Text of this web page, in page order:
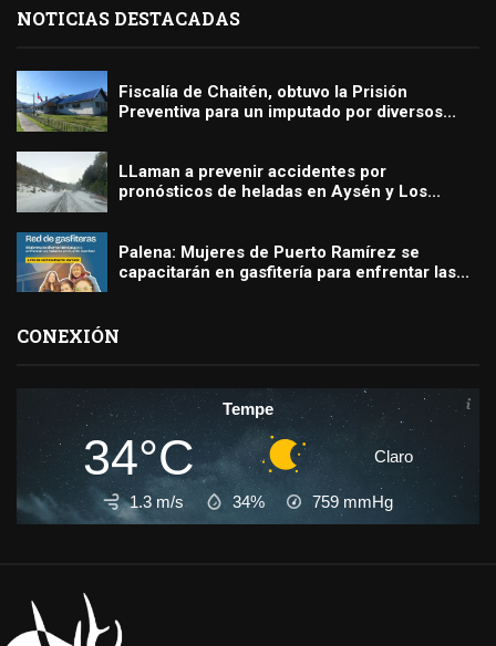
NOTICIAS DESTACADAS
Fiscalía de Chaitén, obtuvo la Prisión
Preventiva para un imputado por diversos...
LLaman a prevenir accidentes por
pronósticos de heladas en Aysén y Los...
Palena: Mujeres de Puerto Ramírez se
capacitarán en gasfitería para enfrentar las...
CONEXIÓN
Tempe
34°C Claro
1.3 m/s 34% 759 mmHg